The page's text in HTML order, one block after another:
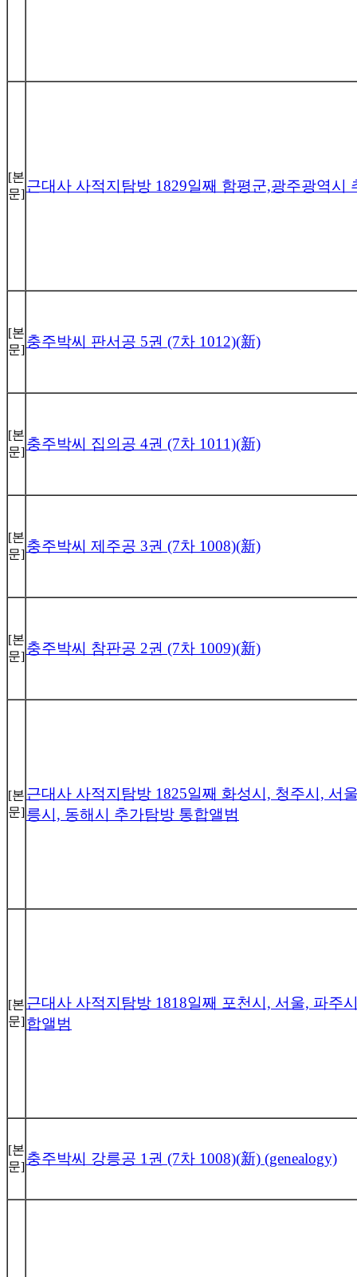
[본
문]근대사 사적지탐방 1829일째 함평군,광주광역시
[본
문]충주박씨 판서공 5권 (7차 1012)(新)
[본
문]충주박씨 집의공 4권 (7차 1011)(新)
[본
문]충주박씨 제주공 3권 (7차 1008)(新)
[본
문]충주박씨 참판공 2권 (7차 1009)(新)
[본
문]
근대사 사적지탐방 1825일째 화성시, 청주시, 서
릉시, 동해시 추가탐방 통합앨범
[본
문]
근대사 사적지탐방 1818일째 포천시, 서울, 파주
합앨범
[본
문]충주박씨 강릉공 1권 (7차 1008)(新) (genealogy)